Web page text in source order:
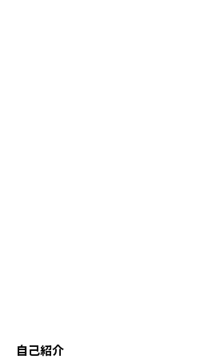
自己紹介